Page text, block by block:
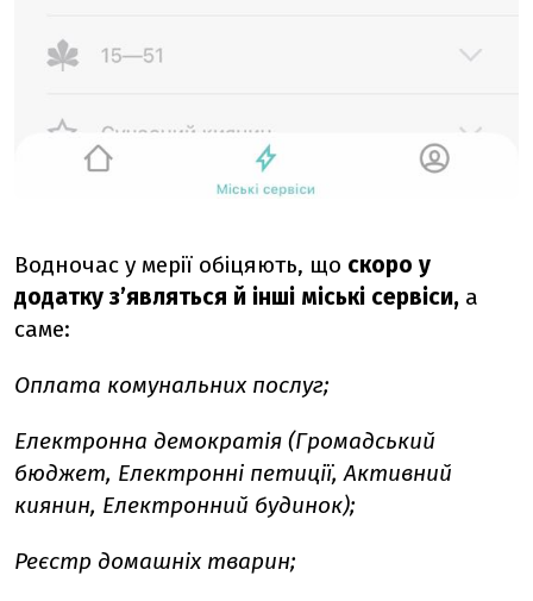
Водночас у мерії обіцяють, що скоро у
додатку з’являться й інші міські сервіси, а
саме:
Оплата комунальних послуг;
Електронна демократія (Громадський
бюджет, Електронні петиції, Активний
киянин, Електронний будинок);
Реєстр домашніх тварин;